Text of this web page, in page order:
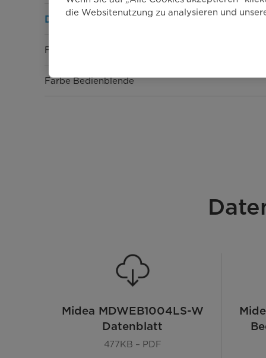
Design
Farbe
Farbe Bedienblende
Wasserhärte einstellbar
Midea MDWEB1004LS-W
Datenblatt
477KB – PDF
die Websitenutzung zu analysieren und